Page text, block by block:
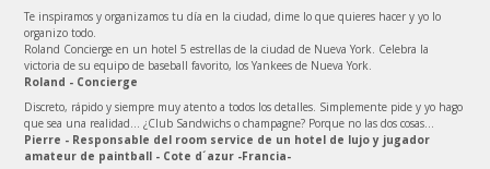
Te inspiramos y organizamos tu día en la ciudad, dime lo que quieres hacer y yo lo
organizo todo.
Roland Concierge en un hotel 5 estrellas de la ciudad de Nueva York. Celebra la
victoria de su equipo de baseball favorito, los Yankees de Nueva York.
Roland - Concierge
Discreto, rápido y siempre muy atento a todos los detalles. Simplemente pide y yo hago
que sea una realidad… ¿Club Sandwichs o champagne? Porque no las dos cosas…
Pierre - Responsable del room service de un hotel de lujo y jugador
amateur de paintball - Cote d´azur -Francia-